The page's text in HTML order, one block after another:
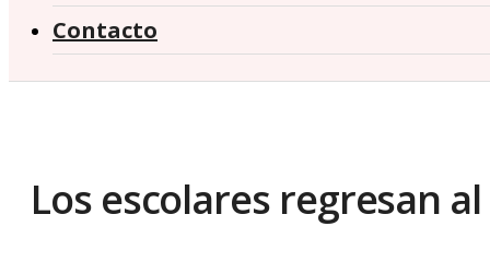
Contacto
Los escolares regresan